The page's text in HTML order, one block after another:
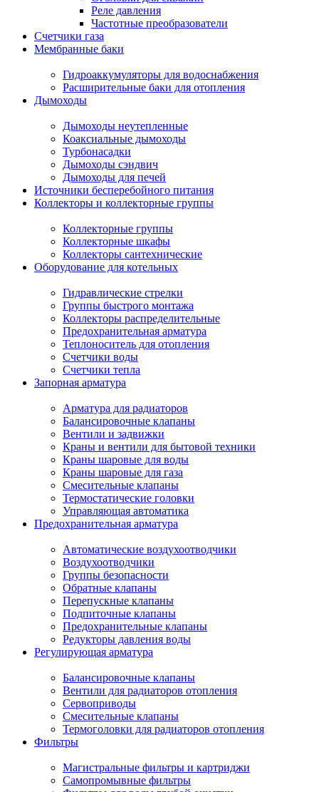
Реле давления
Частотные преобразователи
Счетчики газа
Мембранные баки
Гидроаккумуляторы для водоснабжения
Расширительные баки для отопления
Дымоходы
Дымоходы неутепленные
Коаксиальные дымоходы
Турбонасадки
Дымоходы сэндвич
Дымоходы для печей
Источники бесперебойного питания
Коллекторы и коллекторные группы
Коллекторные группы
Коллекторные шкафы
Коллекторы сантехнические
Оборудование для котельных
Гидравлические стрелки
Группы быстрого монтажа
Коллекторы распределительные
Предохранительная арматура
Теплоноситель для отопления
Счетчики воды
Счетчики тепла
Запорная арматура
Арматура для радиаторов
Балансировочные клапаны
Вентили и задвижки
Краны и вентили для бытовой техники
Краны шаровые для воды
Краны шаровые для газа
Смесительные клапаны
Термостатические головки
Управляющая автоматика
Предохранительная арматура
Автоматические воздухоотводчики
Воздухоотводчики
Группы безопасности
Обратные клапаны
Перепускные клапаны
Подпиточные клапаны
Предохранительные клапаны
Редукторы давления воды
Регулирующая арматура
Балансировочные клапаны
Вентили для радиаторов отопления
Сервоприводы
Смесительные клапаны
Термоголовки для радиаторов отопления
Фильтры
Магистральные фильтры и картриджи
Самопромывные фильтры